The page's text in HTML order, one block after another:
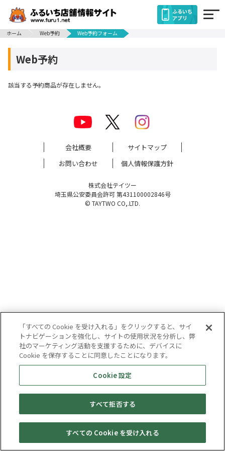
ふるいち
アプリ
ホーム
Web予約 Web予約フォーム
Web予約
該当する予約商品が存在しません。
会社概要
サイトマップ
お問い合わせ
個人情報保護方針
株式会社テイツー
埼玉県公安委員会許可 第431100002846号
© TAYTWO CO,.LTD.
キャンペーン 店舗一覧 Web予約 買取情報 宅配買取
「すべての Cookie を受け入れる」をクリックすると、サイ
トナビゲーションを強化し、サイトの使用状況を分析し、弊
社のマーケティング活動を支援するために、デバイスに
Cookie を保存することに同意したことになります。
Cookie 設定
すべて拒否する
すべての Cookie を受け入れる